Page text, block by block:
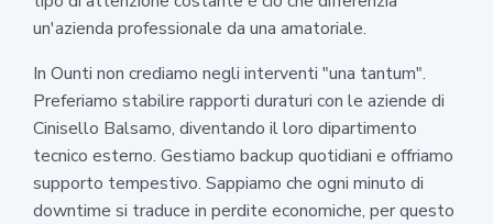
un'azienda professionale da una amatoriale.
In Ounti non crediamo negli interventi "una tantum".
Preferiamo stabilire rapporti duraturi con le aziende di
Cinisello Balsamo, diventando il loro dipartimento
tecnico esterno. Gestiamo backup quotidiani e offriamo
supporto tempestivo. Sappiamo che ogni minuto di
downtime si traduce in perdite economiche, per questo